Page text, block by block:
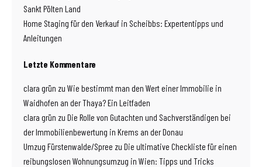
Sankt Pölten Land
Home Staging für den Verkauf in Scheibbs: Expertentipps und
Anleitungen
Letzte Kommentare
clara grün zu Wie bestimmt man den Wert einer Immobilie in
Waidhofen an der Thaya? Ein Leitfaden
clara grün zu Die Rolle von Gutachten und Sachverständigen bei
der Immobilienbewertung in Krems an der Donau
Umzug Fürstenwalde/Spree zu Die ultimative Checkliste für einen
reibungslosen Wohnungsumzug in Wien: Tipps und Tricks